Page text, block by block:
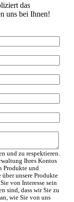
das
uns bei Ihnen!
und zu respektieren.
Ihres Kontos
Produkte und
unsere Produkte
von Interesse sein
sind, dass wir Sie zu
wie Sie von uns